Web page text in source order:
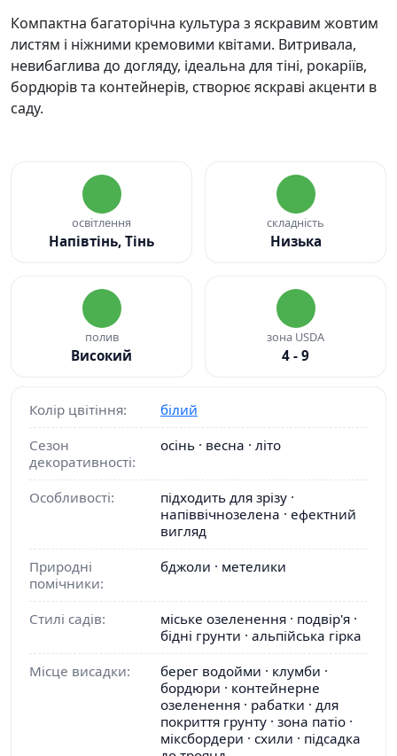
Компактна багаторічна культура з яскравим жовтим
листям і ніжними кремовими квітами. Витривала,
невибаглива до догляду, ідеальна для тіні, рокаріїв,
бордюрів та контейнерів, створює яскраві акценти в
саду.
освітлення
Напівтінь, Тінь
складність
Низька
полив
Високий
зона USDA
4 - 9
Колір цвітіння:
білий
Сезон
декоративності:
осінь · весна · літо
Особливості:
підходить для зрізу ·
напіввічнозелена · ефектний
вигляд
Природні
помічники:
бджоли · метелики
Стилі садів:
міське озеленення · подвір'я ·
бідні грунти · альпійська гірка
Місце висадки:
берег водойми · клумби ·
бордюри · контейнерне
озеленення · рабатки · для
покриття грунту · зона патіо ·
міксбордери · схили · підсадка